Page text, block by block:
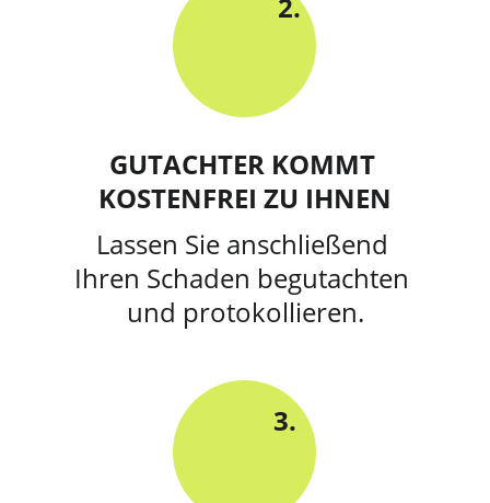
GUTACHTER KOMMT
KOSTENFREI ZU IHNEN
Lassen Sie anschließend
Ihren Schaden begutachten
und protokollieren.
3.